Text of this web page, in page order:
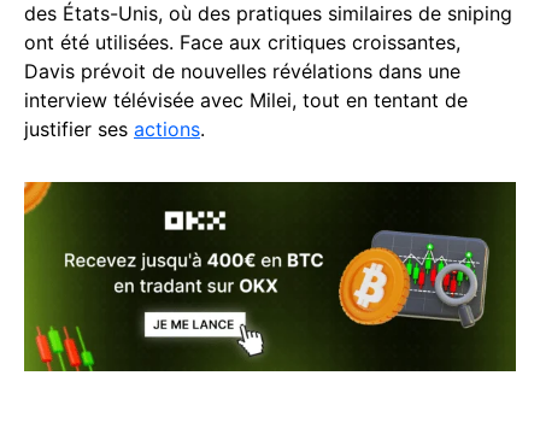
des États-Unis, où des pratiques similaires de sniping
ont été utilisées. Face aux critiques croissantes,
Davis prévoit de nouvelles révélations dans une
interview télévisée avec Milei, tout en tentant de
justifier ses actions.